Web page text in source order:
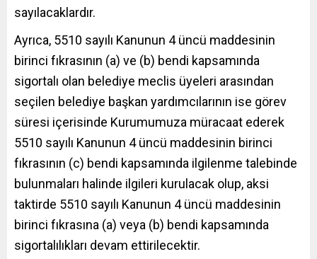
sayılacaklardır.
Ayrıca, 5510 sayılı Kanunun 4 üncü maddesinin
birinci fıkrasının (a) ve (b) bendi kapsamında
sigortalı olan belediye meclis üyeleri arasından
seçilen belediye başkan yardımcılarının ise görev
süresi içerisinde Kurumumuza müracaat ederek
5510 sayılı Kanunun 4 üncü maddesinin birinci
fıkrasının (c) bendi kapsamında ilgilenme talebinde
bulunmaları halinde ilgileri kurulacak olup, aksi
taktirde 5510 sayılı Kanunun 4 üncü maddesinin
birinci fıkrasına (a) veya (b) bendi kapsamında
sigortalılıkları devam ettirilecektir.